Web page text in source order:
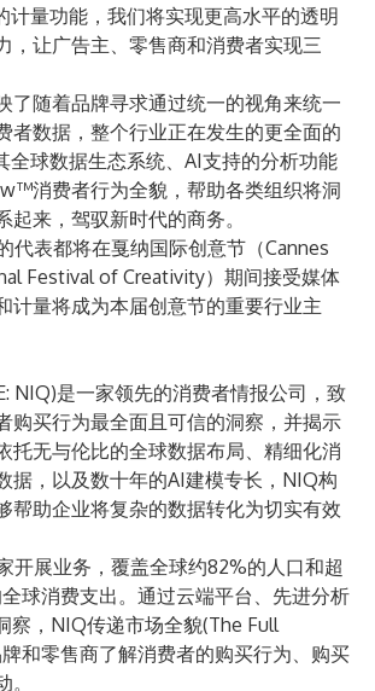
计量功能，我们将实现更高水平的透明
，让广告主、零售商和消费者实现三
了随着品牌寻求通过统一的视角来统一
者数据，整个行业正在发生的更全面的
全球数据生态系统、AI支持的分析功能
消费者行为全貌，帮助各类组织将洞
起来，驾驭新时代的商务。
代表都将在戛纳国际创意节（Cannes
Festival of Creativity）期间接受媒体
计量将成为本届创意节的重要行业主
NIQ)是一家领先的消费者情报公司，致
购买行为最全面且可信的洞察，并揭示
托无与伦比的全球数据布局、精细化消
据，以及数十年的AI建模专长，NIQ构
帮助企业将复杂的数据转化为切实有效
开展业务，覆盖全球约82%的人口和超
球消费支出。通过云端平台、先进分析
察，NIQ传递市场全貌(The Full
和零售商了解消费者的购买行为、购买